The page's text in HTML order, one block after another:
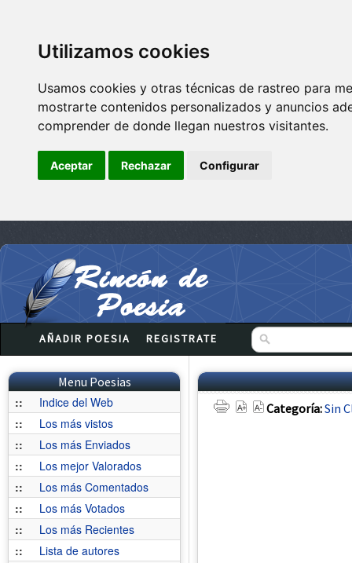
Utilizamos cookies
Usamos cookies y otras técnicas de rastreo para
mostrarte contenidos personalizados y anuncios
comprender de donde llegan nuestros visitantes.
Aceptar Rechazar Configurar
AÑADIR POESIA REGISTRATE
Menu Poesias
::
Indice del Web
::
Los más vistos
::
Los más Enviados
::
Los mejor Valorados
::
Los más Comentados
::
Los más Votados
::
Los más Recientes
::
Lista de autores
Categoría:Sin